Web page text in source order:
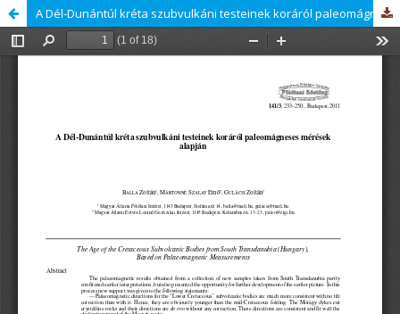
A Dél-Dunántúl kréta szubvulkáni testeinek koráról paleomágneses mérések alapján